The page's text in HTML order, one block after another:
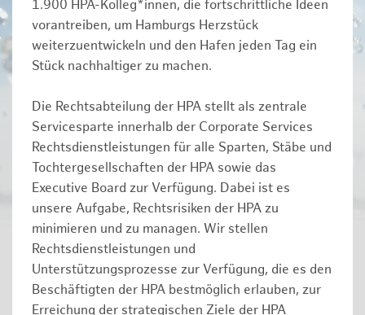
1.900 HPA-Kolleg*innen, die fortschrittliche Ideen
vorantreiben, um Hamburgs Herzstück
weiterzuentwickeln und den Hafen jeden Tag ein
Stück nachhaltiger zu machen.
Die Rechtsabteilung der HPA stellt als zentrale
Servicesparte innerhalb der Corporate Services
Rechtsdienstleistungen für alle Sparten, Stäbe und
Tochtergesellschaften der HPA sowie das
Executive Board zur Verfügung. Dabei ist es
unsere Aufgabe, Rechtsrisiken der HPA zu
minimieren und zu managen. Wir stellen
Rechtsdienstleistungen und
Unterstützungsprozesse zur Verfügung, die es den
Beschäftigten der HPA bestmöglich erlauben, zur
Erreichung der strategischen Ziele der HPA